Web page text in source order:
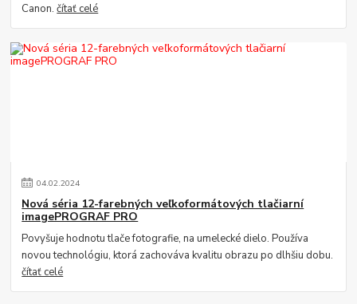
Canon.čítať celé
04.02.2024
Nová séria 12-farebných veľkoformátových tlačiarní
imagePROGRAF PRO
Povyšuje hodnotu tlače fotografie, na umelecké dielo. Používa
novou technológiu, ktorá zachováva kvalitu obrazu po dlhšiu dobu.
čítať celé